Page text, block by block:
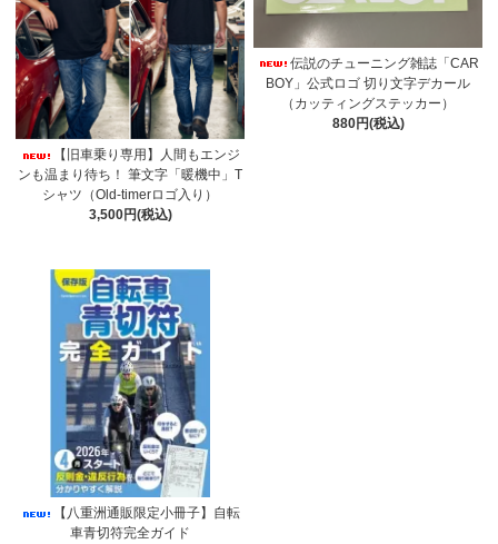
【旧車乗り専用】人間もエンジ
ンも温まり待ち！ 筆文字「暖機中」T
シャツ（Old-timerロゴ入り）
3,500円(税込)
伝説のチューニング雑誌「CAR
BOY」公式ロゴ 切り文字デカール
（カッティングステッカー）
880円(税込)
【八重洲通販限定小冊子】自転
車青切符完全ガイド